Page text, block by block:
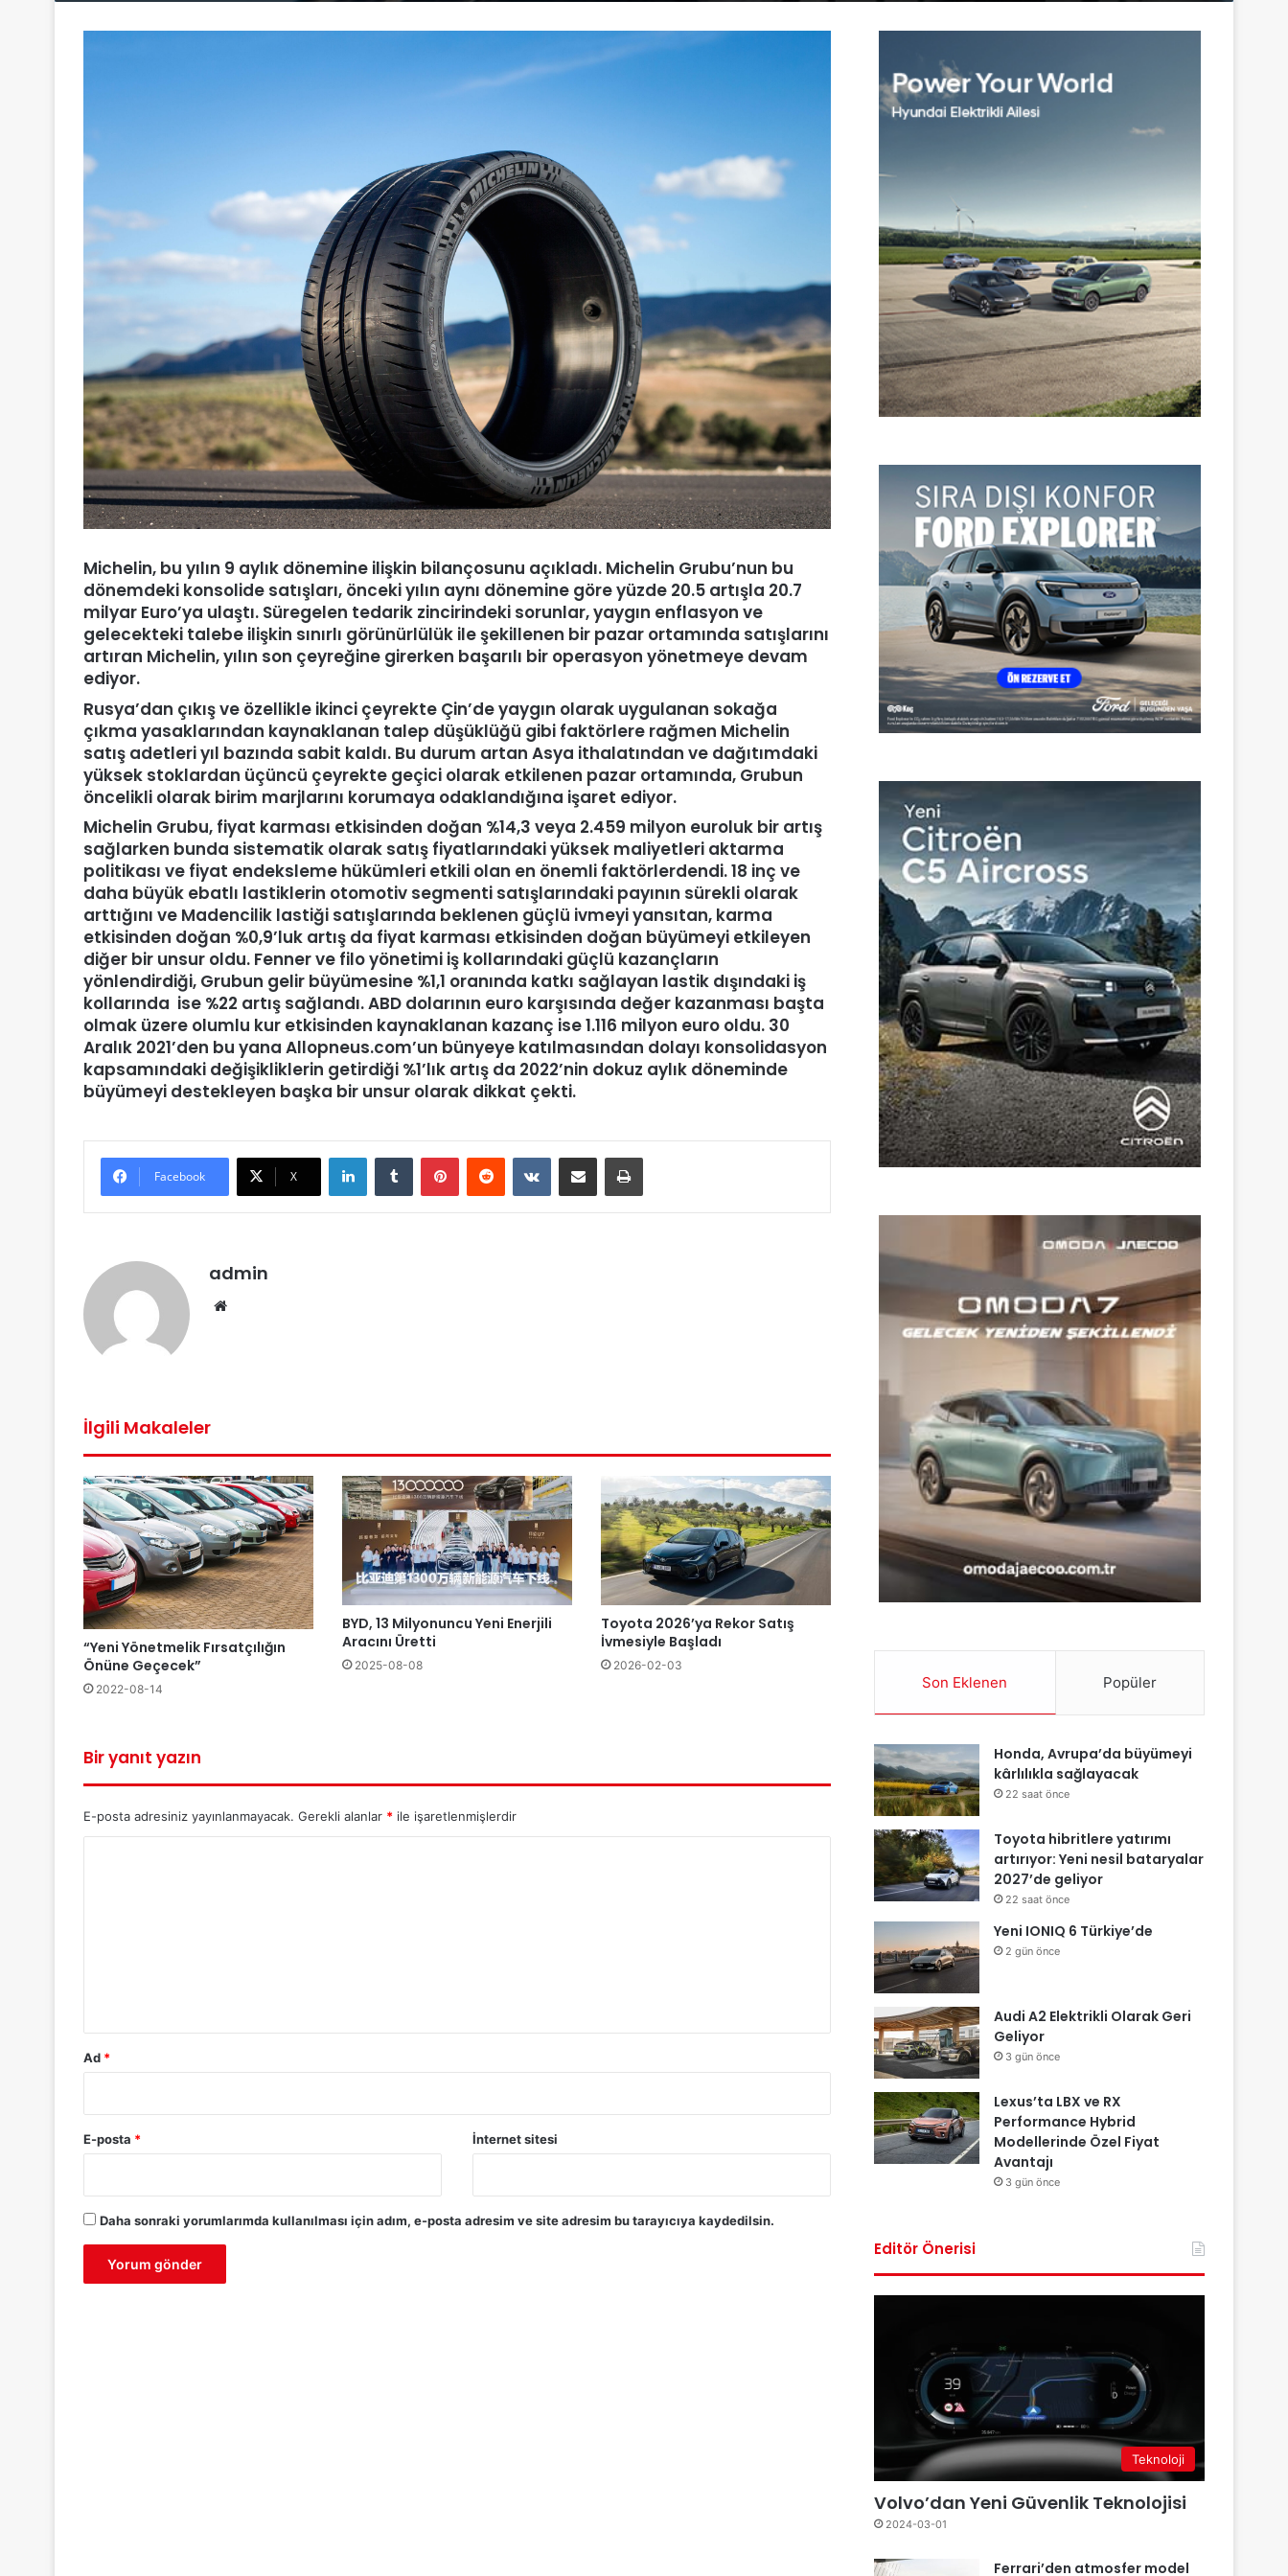
Michelin, bu yılın 9 aylık dönemine ilişkin bilançosunu açıkladı. Michelin Grubu’nun bu
dönemdeki konsolide satışları, önceki yılın aynı dönemine göre yüzde 20.5 artışla 20.7
milyar Euro’ya ulaştı. Süregelen tedarik zincirindeki sorunlar, yaygın enflasyon ve
gelecekteki talebe ilişkin sınırlı görünürlülük ile şekillenen bir pazar ortamında satışlarını
artıran Michelin, yılın son çeyreğine girerken başarılı bir operasyon yönetmeye devam
ediyor.
Rusya’dan çıkış ve özellikle ikinci çeyrekte Çin’de yaygın olarak uygulanan sokağa
çıkma yasaklarından kaynaklanan talep düşüklüğü gibi faktörlere rağmen Michelin
satış adetleri yıl bazında sabit kaldı. Bu durum artan Asya ithalatından ve dağıtımdaki
yüksek stoklardan üçüncü çeyrekte geçici olarak etkilenen pazar ortamında, Grubun
öncelikli olarak birim marjlarını korumaya odaklandığına işaret ediyor.
Michelin Grubu, fiyat karması etkisinden doğan %14,3 veya 2.459 milyon euroluk bir artış
sağlarken bunda sistematik olarak satış fiyatlarındaki yüksek maliyetleri aktarma
politikası ve fiyat endeksleme hükümleri etkili olan en önemli faktörlerdendi. 18 inç ve
daha büyük ebatlı lastiklerin otomotiv segmenti satışlarındaki payının sürekli olarak
arttığını ve Madencilik lastiği satışlarında beklenen güçlü ivmeyi yansıtan, karma
etkisinden doğan %0,9’luk artış da fiyat karması etkisinden doğan büyümeyi etkileyen
diğer bir unsur oldu. Fenner ve filo yönetimi iş kollarındaki güçlü kazançların
yönlendirdiği, Grubun gelir büyümesine %1,1 oranında katkı sağlayan lastik dışındaki iş
kollarında ise %22 artış sağlandı. ABD dolarının euro karşısında değer kazanması başta
olmak üzere olumlu kur etkisinden kaynaklanan kazanç ise 1.116 milyon euro oldu. 30
Aralık 2021’den bu yana Allopneus.com’un bünyeye katılmasından dolayı konsolidasyon
kapsamındaki değişikliklerin getirdiği %1’lık artış da 2022’nin dokuz aylık döneminde
büyümeyi destekleyen başka bir unsur olarak dikkat çekti.
Facebook X
admin
İlgili Makaleler
“Yeni Yönetmelik Fırsatçılığın
Önüne Geçecek”
2022-08-14
BYD, 13 Milyonuncu Yeni Enerjili
Aracını Üretti
2025-08-08
Toyota 2026’ya Rekor Satış
İvmesiyle Başladı
2026-02-03
Bir yanıt yazın
E-posta adresiniz yayınlanmayacak. Gerekli alanlar * ile işaretlenmişlerdir
Ad *
E-posta * İnternet sitesi
Daha sonraki yorumlarımda kullanılması için adım, e-posta adresim ve site adresim bu tarayıcıya kaydedilsin.
Son Eklenen Popüler
Honda, Avrupa’da büyümeyi
kârlılıkla sağlayacak
22 saat önce
Toyota hibritlere yatırımı
artırıyor: Yeni nesil bataryalar
2027’de geliyor
22 saat önce
Yeni IONIQ 6 Türkiye’de
2 gün önce
Audi A2 Elektrikli Olarak Geri
Geliyor
3 gün önce
Lexus’ta LBX ve RX
Performance Hybrid
Modellerinde Özel Fiyat
Avantajı
3 gün önce
Editör Önerisi
Teknoloji
Volvo’dan Yeni Güvenlik Teknolojisi
2024-03-01
Ferrari’den atmosfer model